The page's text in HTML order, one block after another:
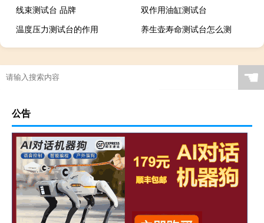
线束测试台 品牌
双作用油缸测试台
温度压力测试台的作用
养生壶寿命测试台怎么测
☚
公告